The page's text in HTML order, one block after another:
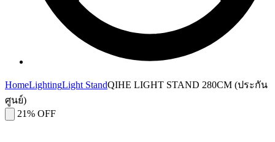
HomeLightingLight StandQIHE LIGHT STAND 280CM (ประกัน
ศูนย์)
21% OFF